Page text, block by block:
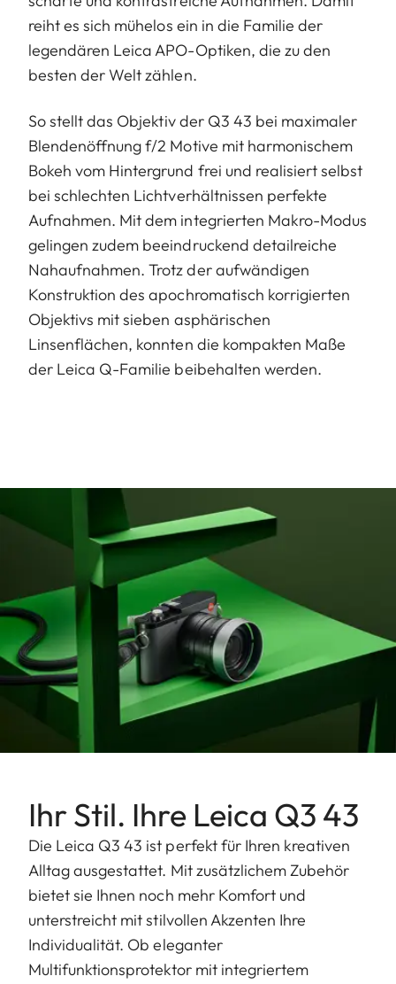
reiht es sich mühelos ein in die Familie der
legendären Leica APO-Optiken, die zu den
besten der Welt zählen.
So stellt das Objektiv der Q3 43 bei maximaler
Blendenöffnung f/2 Motive mit harmonischem
Bokeh vom Hintergrund frei und realisiert selbst
bei schlechten Lichtverhältnissen perfekte
Aufnahmen. Mit dem integrierten Makro-Modus
gelingen zudem beeindruckend detailreiche
Nahaufnahmen. Trotz der aufwändigen
Konstruktion des apochromatisch korrigierten
Objektivs mit sieben asphärischen
Linsenflächen, konnten die kompakten Maße
der Leica Q-Familie beibehalten werden.
Ihr Stil. Ihre Leica Q3 43
Die Leica Q3 43 ist perfekt für Ihren kreativen
Alltag ausgestattet. Mit zusätzlichem Zubehör
bietet sie Ihnen noch mehr Komfort und
unterstreicht mit stilvollen Akzenten Ihre
Individualität. Ob eleganter
Multifunktionsprotektor mit integriertem